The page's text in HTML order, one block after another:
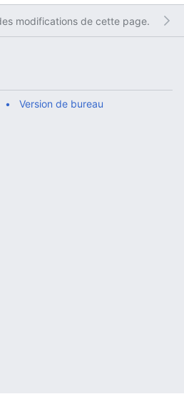
modifications de cette page.
Version de bureau